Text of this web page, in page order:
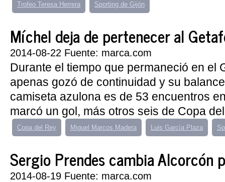
Trofeo Teresa Herrera Sporting de Gijón
Míchel deja de pertenecer al
2014-08-22 Fuente: marca.com
Durante el tiempo que permaneció en el
apenas gozó de continuidad y su
camiseta azulona es de 53 encuentros
marcó un gol, más otros seis de Copa
Copa del Rey Miguel Marcos Madera Luis García Plaza
Sergio Prendes cambia Alcorcón
2014-08-19 Fuente: marca.com